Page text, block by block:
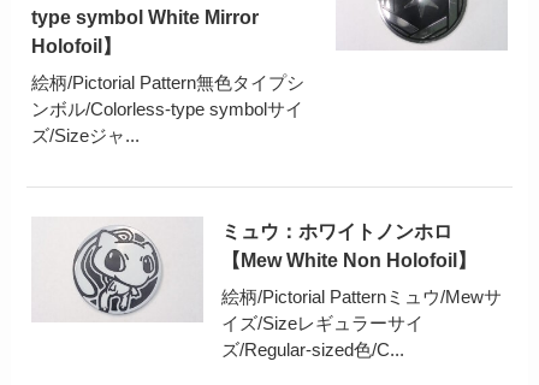
type symbol White Mirror
Holofoil】
絵柄/Pictorial Pattern無色タイプシ
ンボル/Colorless-type symbolサイ
ズ/Sizeジャ...
ミュウ：ホワイトノンホロ
【Mew White Non Holofoil】
絵柄/Pictorial Patternミュウ/Mewサ
イズ/Sizeレギュラーサイ
ズ/Regular-sized色/C...